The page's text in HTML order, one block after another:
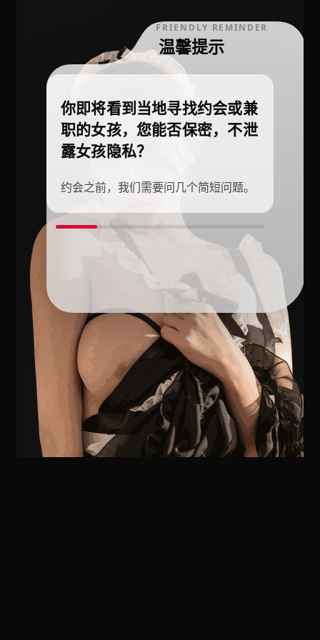
FRIENDLY REMINDER
温馨提示
你即将看到当地寻找约会或兼
职的女孩，您能否保密，不泄
露女孩隐私？
约会之前，我们需要问几个简短问题。